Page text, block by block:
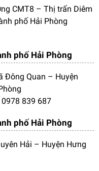
CMT8 – Thị trấn Diêm
phố Hải Phòng
phố Hải Phòng
Đông Quan – Huyện
839 687
phố Hải Phòng
Hải – Huyện Hưng